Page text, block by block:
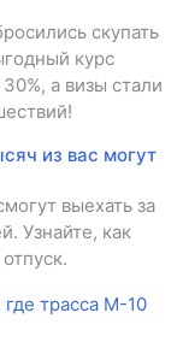
скупать
курс
а визы стали
из вас могут
выехать за
Узнайте, как